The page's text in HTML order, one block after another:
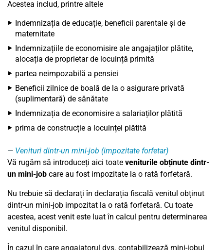
Acestea includ, printre altele
Indemnizația de educație, beneficii parentale și de
maternitate
Indemnizațiile de economisire ale angajaților plătite,
alocația de proprietar de locuință primită
partea neimpozabilă a pensiei
Beneficii zilnice de boală de la o asigurare privată
(suplimentară) de sănătate
Indemnizația de economisire a salariaților plătită
prima de construcție a locuinței plătită
Venituri dintr-un mini-job (impozitate forfetar)
Vă rugăm să introduceți aici toate veniturile obținute dintr-
un mini-job care au fost impozitate la o rată forfetară.
Nu trebuie să declarați în declarația fiscală venitul obținut
dintr-un mini-job impozitat la o rată forfetară. Cu toate
acestea, acest venit este luat în calcul pentru determinarea
venitul disponibil.
În cazul în care angajatorul dvs. contabilizează mini-jobul